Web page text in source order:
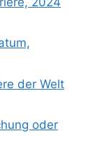
der Welt
oder